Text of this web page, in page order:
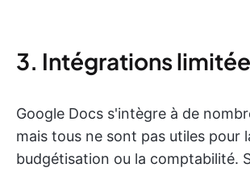
3. Intégrations
Google Docs s'intègre à de
mais tous ne sont pas utiles pour
budgétisation ou la comptabilité.